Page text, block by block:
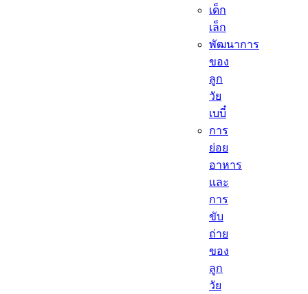
เด็ก
เล็ก​
พัฒนาการ
ของ
ลูก
วัย
เบบี๋
การ
ย่อย
อาหาร
และ
การ
ขับ
ถ่าย
ของ
ลูก
วัย